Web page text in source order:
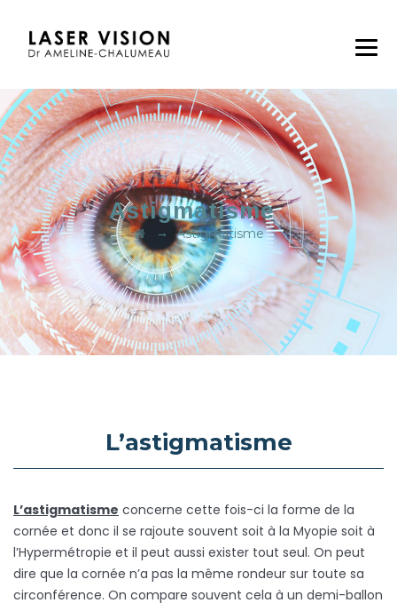
Astigmatisme
→ Astigmatisme
L’astigmatisme
L’astigmatisme concerne cette fois-ci la forme de la
cornée et donc il se rajoute souvent soit à la Myopie soit à
l’Hypermétropie et il peut aussi exister tout seul. On peut
dire que la cornée n’a pas la même rondeur sur toute sa
circonférence. On compare souvent cela à un demi-ballon